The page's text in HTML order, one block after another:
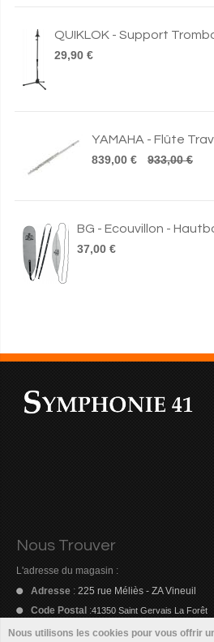
Nous utilisons les cookies pour vous offrir
QUIKLOK - Support
29,90 €
YAMAHA - Flûte
839,00 €
933,00 €
BG - Ecouvillon -
37,00 €
Nous Trouver
L'adresse du magasin :
Adresse : 225 rue Méliès - ZA Vineuil
Code Postal :41350 Saint Gervais La Forêt
Email:symphonie41@orange.fr